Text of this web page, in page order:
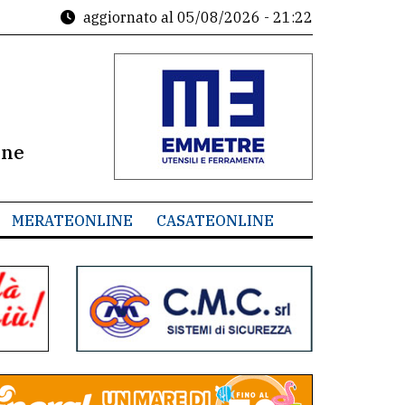
aggiornato al 05/08/2026 - 21:22
MERATEONLINE CASATEONLINE